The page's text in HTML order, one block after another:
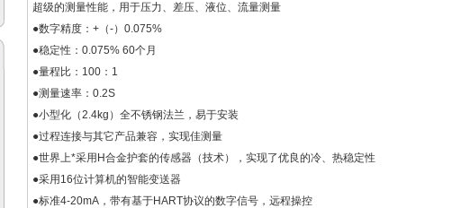
超级的测量性能，用于压力、差压、液位、流量测量
●数字精度：+（-）0.075%
●稳定性：0.075% 60个月
●量程比：100：1
●测量速率：0.2S
●小型化（2.4kg）全不锈钢法兰，易于安装
●过程连接与其它产品兼容，实现佳测量
●世界上*采用H合金护套的传感器（技术），实现了优良的冷、热稳定性
●采用16位计算机的智能变送器
●标准4-20mA，带有基于HART协议的数字信号，远程操控